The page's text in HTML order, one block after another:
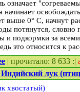
означает
выше 0° С, начнут
потянутся, словно
и подкормки за
это относится к
| прочитало: 8 633 :|
Индийский лук